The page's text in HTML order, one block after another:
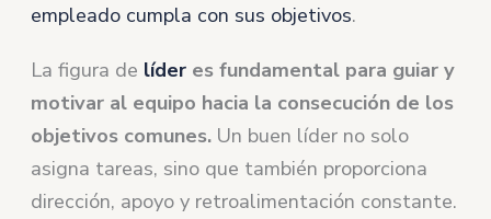
empleado cumpla con sus objetivos.
La figura de líder es fundamental para guiar y
motivar al equipo hacia la consecución de los
objetivos comunes. Un buen líder no solo
asigna tareas, sino que también proporciona
dirección, apoyo y retroalimentación constante.